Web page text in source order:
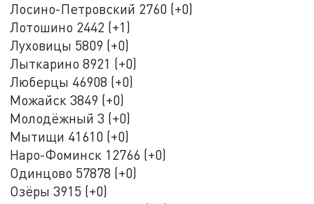
Лосино-Петровский 2760 (+0)
Лотошино 2442 (+1)
Луховицы 5809 (+0)
Лыткарино 8921 (+0)
Люберцы 46908 (+0)
Можайск 3849 (+0)
Молодёжный 3 (+0)
Мытищи 41610 (+0)
Наро-Фоминск 12766 (+0)
Одинцово 57878 (+0)
Озёры 3915 (+0)